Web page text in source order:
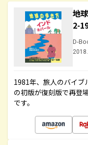
地
2-
D-
1981年、旅人のバイブ
の初版が復刻版で再
です。